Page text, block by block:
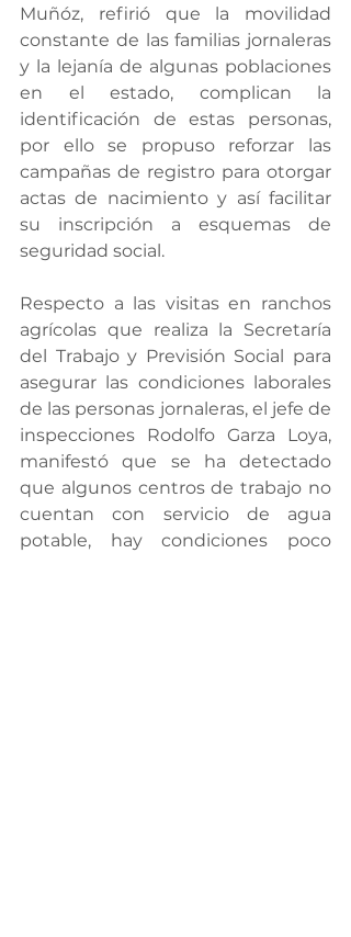
Muñóz, refirió que la movilidad
constante de las familias jornaleras
y la lejanía de algunas poblaciones
en el estado, complican la
identificación de estas personas,
por ello se propuso reforzar las
campañas de registro para otorgar
actas de nacimiento y así facilitar
su inscripción a esquemas de
seguridad social.
Respecto a las visitas en ranchos
agrícolas que realiza la Secretaría
del Trabajo y Previsión Social para
asegurar las condiciones laborales
de las personas jornaleras, el jefe de
inspecciones Rodolfo Garza Loya,
manifestó que se ha detectado
que algunos centros de trabajo no
cuentan con servicio de agua
potable, hay condiciones poco